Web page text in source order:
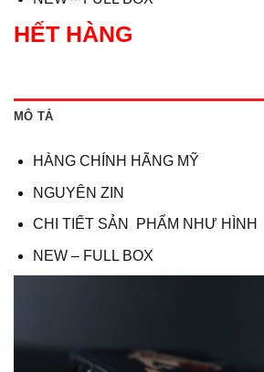
HẾT HÀNG
MÔ TẢ
HÀNG CHÍNH HÃNG MỸ
NGUYÊN ZIN
CHI TIẾT SẢN PHẨM NHƯ HÌNH
NEW – FULL BOX